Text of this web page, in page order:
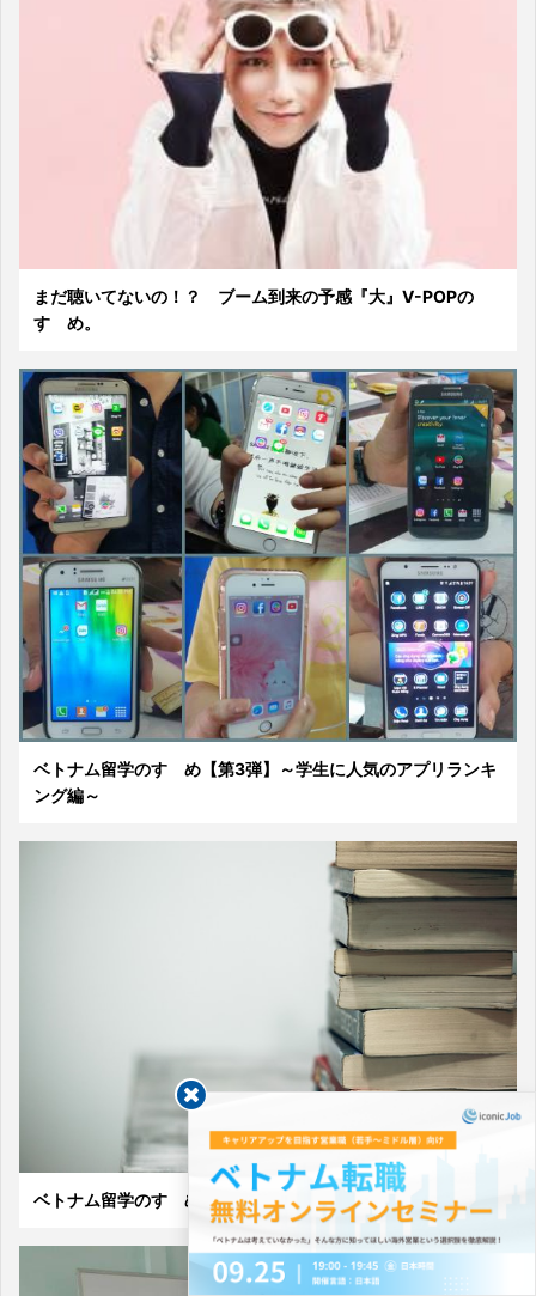
まだ聴いてないの！？ ブーム到来の予感『大』V-POPの
すゝめ。
ベトナム留学のすゝめ【第3弾】～学生に人気のアプリランキ
ング編～
ベトナム留学のすゝめ【第2弾】～キャンパスライフ編～